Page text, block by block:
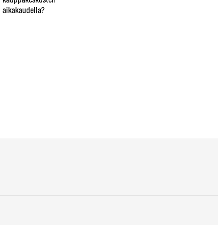
aikakaudella?